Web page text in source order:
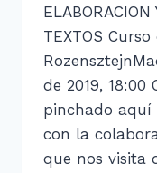
ELABORACION
TEXTOS
de 2019,
pinchado aquí
con la
que nos visita